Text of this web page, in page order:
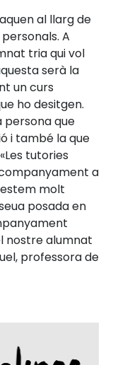
al llarg de
A
tria qui vol
serà la
un curs
ho desitgen.
persona que
i també la que
tutories
a
molt
posada en
nostre alumnat
professora de